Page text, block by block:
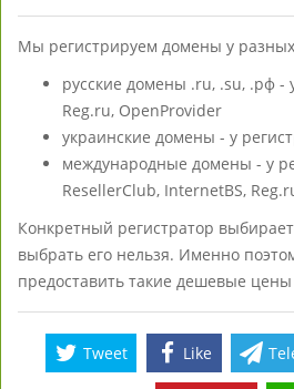
Мы регистрируем домены у разных
русские домены .ru, .su, .рф -
Reg.ru, OpenProvider
украинские домены - у
международные домены - у
ResellerClub, InternetBS,
Конкретный регистратор
выбрать его нельзя. Именно
предоставить такие дешевые
Tweet Like